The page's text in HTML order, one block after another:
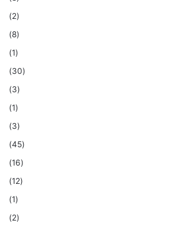
(2)
(8)
(1)
(30)
(3)
(1)
(3)
(45)
(16)
(12)
(1)
(2)